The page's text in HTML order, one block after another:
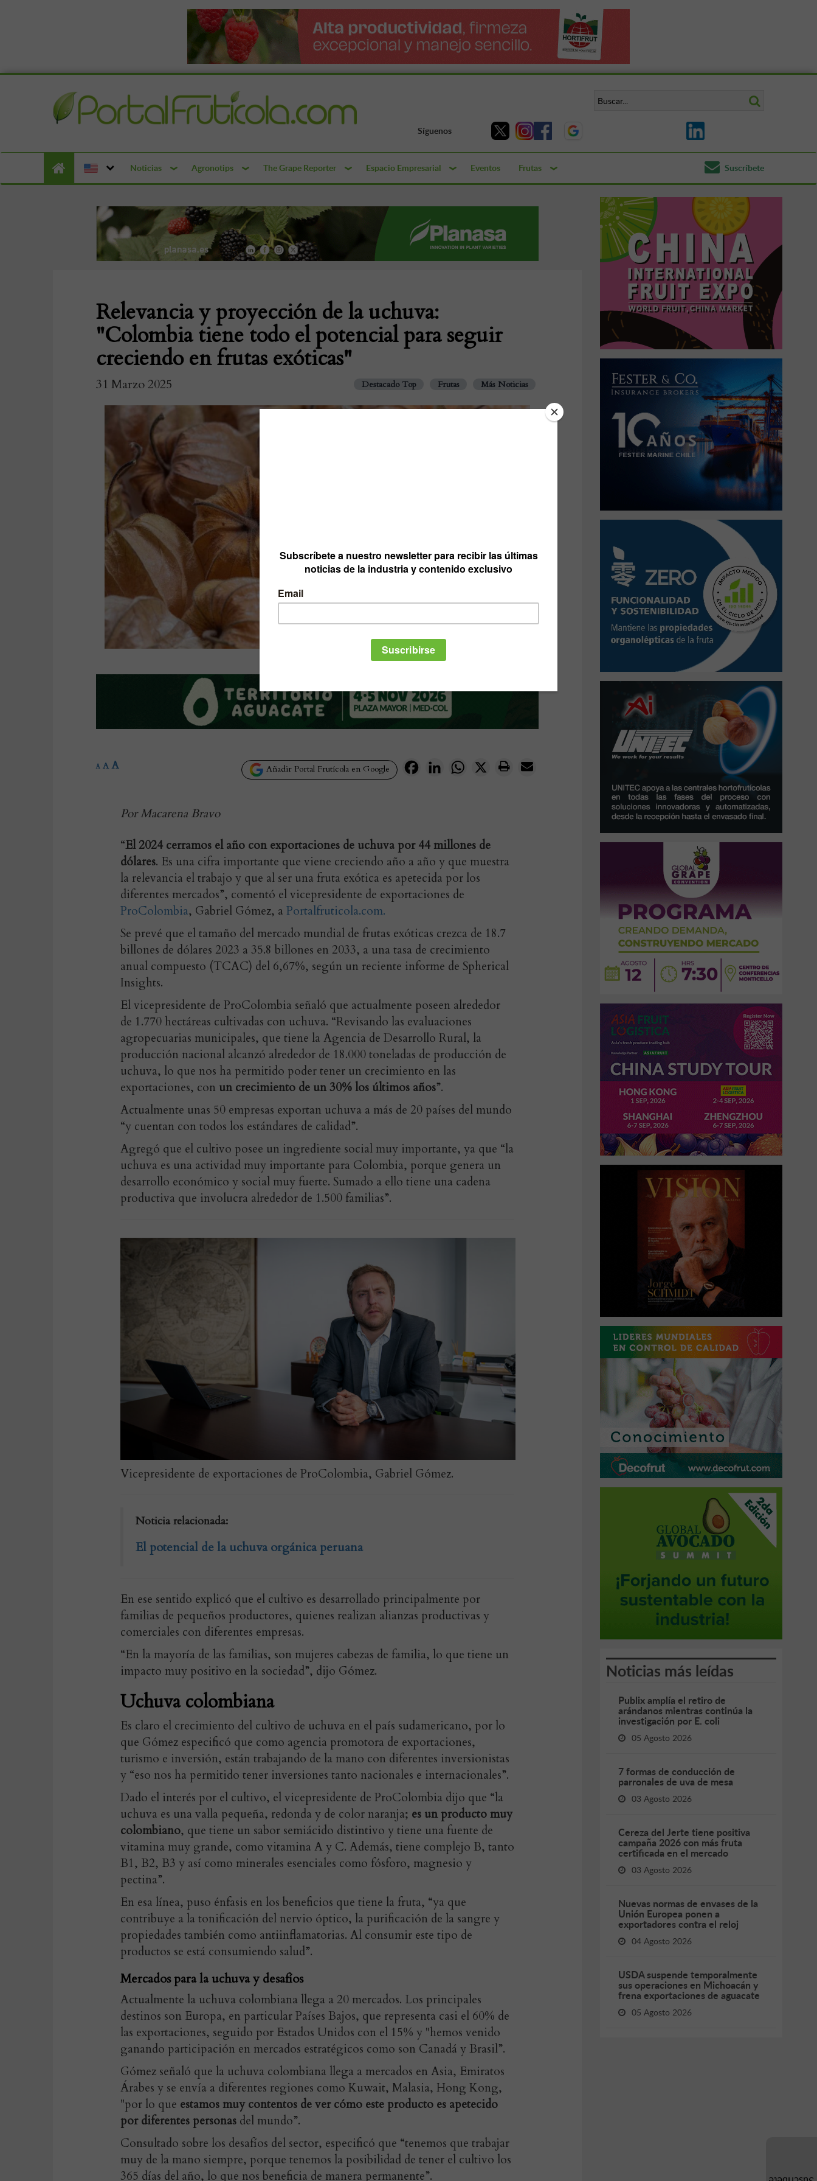
Síguenos
Noticias Agronotips The Grape Reporter Espacio Empresarial Eventos Frutas Suscríbete
Relevancia y proyección de la uchuva:
"Colombia tiene todo el potencial para seguir
creciendo en frutas exóticas"
31 Marzo 2025 Destacado Top Frutas Más Noticias
Añadir Portal Frutícola en Google FacebookLinkedInWhatsApp
X
A A A
Por Macarena Bravo
“El 2024 cerramos el año con exportaciones de uchuva por 44 millones de
dólares. Es una cifra importante que viene creciendo año a año y que muestra
la relevancia el trabajo y que al ser una fruta exótica es apetecida por los
diferentes mercados”, comentó el vicepresidente de exportaciones de
ProColombia, Gabriel Gómez, a Portalfruticola.com.
Se prevé que el tamaño del mercado mundial de frutas exóticas crezca de 18.7
billones de dólares 2023 a 35.8 billones en 2033, a una tasa de crecimiento
anual compuesto (TCAC) del 6,67%, según un reciente informe de Spherical
Insights.
El vicepresidente de ProColombia señaló que actualmente poseen alrededor
de 1.770 hectáreas cultivadas con uchuva. “Revisando las evaluaciones
agropecuarias municipales, que tiene la Agencia de Desarrollo Rural, la
producción nacional alcanzó alrededor de 18.000 toneladas de producción de
uchuva, lo que nos ha permitido poder tener un crecimiento en las
exportaciones, con un crecimiento de un 30% los últimos años”.
Actualmente unas 50 empresas exportan uchuva a más de 20 países del mundo
“y cuentan con todos los estándares de calidad”.
Agregó que el cultivo posee un ingrediente social muy importante, ya que “la
uchuva es una actividad muy importante para Colombia, porque genera un
desarrollo económico y social muy fuerte. Sumado a ello tiene una cadena
productiva que involucra alrededor de 1.500 familias”.
Vicepresidente de exportaciones de ProColombia, Gabriel Gómez.
Noticia relacionada:
El potencial de la uchuva orgánica peruana
En ese sentido explicó que el cultivo es desarrollado principalmente por
familias de pequeños productores, quienes realizan alianzas productivas y
comerciales con diferentes empresas.
“En la mayoría de las familias, son mujeres cabezas de familia, lo que tiene un
impacto muy positivo en la sociedad”, dijo Gómez.
Uchuva colombiana
Es claro el crecimiento del cultivo de uchuva en el país sudamericano, por lo
que Gómez especificó que como agencia promotora de exportaciones,
turismo e inversión, están trabajando de la mano con diferentes inversionistas
y “eso nos ha permitido tener inversiones tanto nacionales e internacionales”.
Dado el interés por el cultivo, el vicepresidente de ProColombia dijo que “la
uchuva es una valla pequeña, redonda y de color naranja; es un producto muy
colombiano, que tiene un sabor semiácido distintivo y tiene una fuente de
vitamina muy grande, como vitamina A y C. Además, tiene complejo B, tanto
B1, B2, B3 y así como minerales esenciales como fósforo, magnesio y
pectina”.
En esa línea, puso énfasis en los beneficios que tiene la fruta, “ya que
contribuye a la tonificación del nervio óptico, la purificación de la sangre y
propiedades también como antiinflamatorias. Al consumir este tipo de
productos se está consumiendo salud”.
Mercados para la uchuva y desafíos
Actualmente la uchuva colombiana llega a 20 mercados. Los principales
destinos son Europa, en particular Países Bajos, que representa casi el 60% de
las exportaciones, seguido por Estados Unidos con el 15% y "hemos venido
ganando participación en mercados estratégicos como son Canadá y Brasil”.
Gómez señaló que la uchuva colombiana llega a mercados en Asia, Emiratos
Árabes y se envía a diferentes regiones como Kuwait, Malasia, Hong Kong,
"por lo que estamos muy contentos de ver cómo este producto es apetecido
por diferentes personas del mundo”.
Consultado sobre los desafíos del sector, especificó que “tenemos que trabajar
muy de la mano siempre, porque tenemos la posibilidad de tener el cultivo los
365 días del año, lo que nos beneficia de manera permanente”.
Noticias más leídas
Publix amplía el retiro de
arándanos mientras continúa la
investigación por E. coli
05 Agosto 2026
7 formas de conducción de
parronales de uva de mesa
03 Agosto 2026
Cereza del Jerte tiene positiva
campaña 2026 con más fruta
certificada en el mercado
03 Agosto 2026
Nuevas normas de envases de la
Unión Europea ponen a
exportadores contra el reloj
04 Agosto 2026
USDA suspende temporalmente
sus operaciones en Michoacán y
frena exportaciones de aguacate
05 Agosto 2026